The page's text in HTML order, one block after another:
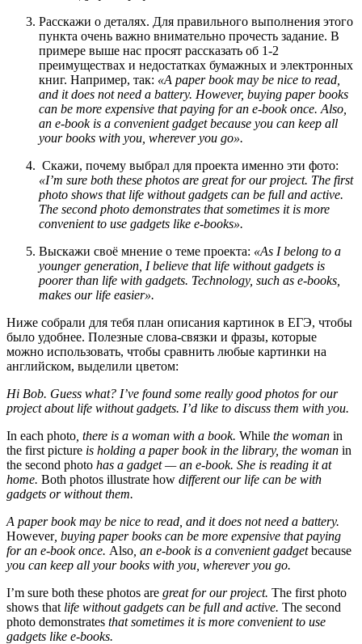
Расскажи о деталях. Для правильного выполнения этого
пункта очень важно внимательно прочесть задание. В
примере выше нас просят рассказать об 1-2
преимуществах и недостатках бумажных и электронных
книг. Например, так: «A paper book may be nice to read,
and it does not need a battery. However, buying paper books
can be more expensive that paying for an e-book once. Also,
an e-book is a convenient gadget because you can keep all
your books with you, wherever you go».
Скажи, почему выбрал для проекта именно эти фото:
«I’m sure both these photos are great for our project. The first
photo shows that life without gadgets can be full and active.
The second photo demonstrates that sometimes it is more
convenient to use gadgets like e-books».
Выскажи своё мнение о теме проекта: «As I belong to a
younger generation, I believe that life without gadgets is
poorer than life with gadgets. Technology, such as e-books,
makes our life easier».
Ниже собрали для тебя план описания картинок в ЕГЭ, чтобы
было удобнее. Полезные слова-связки и фразы, которые
можно использовать, чтобы сравнить любые картинки на
английском, выделили цветом:
Hi Bob. Guess what? I’ve found some really good photos for our
project about life without gadgets. I’d like to discuss them with you.
In each photo , there is a woman with a book. While the woman in
the first picture is holding a paper book in the library, the woman in
the second photo has a gadget — an e-book. She is reading it at
home. Both photos illustrate how different our life can be with
gadgets or without them.
A paper book may be nice to read, and it does not need a battery.
However, buying paper books can be more expensive that paying
for an e-book once. Also , an e-book is a convenient gadgetbecause
you can keep all your books with you, wherever you go.
I’m sure both these photos are great for our project. The first photo
shows that life without gadgets can be full and active. The second
photo demonstrates that sometimes it is more convenient to use
gadgets like e-books.